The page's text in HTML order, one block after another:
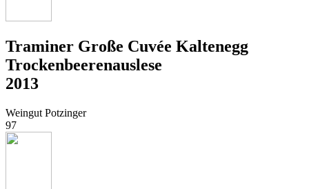
Traminer Große Cuvée Kaltenegg
Trockenbeerenauslese
2013
Weingut Potzinger
97